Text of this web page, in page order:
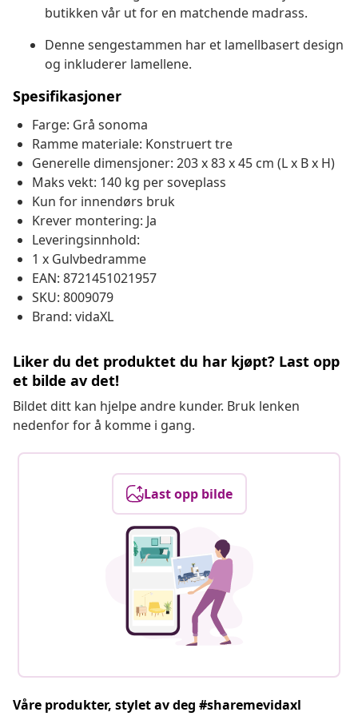
butikken vår ut for en matchende madrass.
Denne sengestammen har et lamellbasert design
og inkluderer lamellene.
Spesifikasjoner
Farge: Grå sonoma
Ramme materiale: Konstruert tre
Generelle dimensjoner: 203 x 83 x 45 cm (L x B x H)
Maks vekt: 140 kg per soveplass
Kun for innendørs bruk
Krever montering: Ja
Leveringsinnhold:
1 x Gulvbedramme
EAN: 8721451021957
SKU: 8009079
Brand: vidaXL
Liker du det produktet du har kjøpt? Last opp
et bilde av det!
Bildet ditt kan hjelpe andre kunder. Bruk lenken
nedenfor for å komme i gang.
Last opp bilde
Våre produkter, stylet av deg #sharemevidaxl